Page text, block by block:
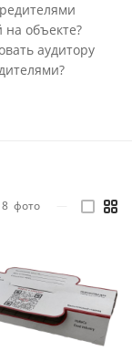
на объекте?
аудитору
фото